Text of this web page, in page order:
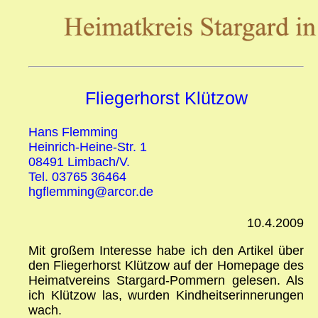
Fliegerhorst Klützow
Hans Flemming
Heinrich-Heine-Str. 1
08491 Limbach/V.
Tel. 03765 36464
hgflemming@arcor.de
10.4.2009
Mit großem Interesse habe ich den Artikel über
den Fliegerhorst Klützow auf der Homepage des
Heimatvereins Stargard-Pommern gelesen. Als
ich Klützow las, wurden Kindheitserinnerungen
wach.